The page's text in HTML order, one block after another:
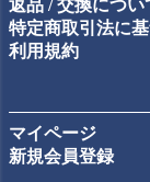
返品 / 交換につい
特定商取引法に
利用規約
マイページ
新規会員登録